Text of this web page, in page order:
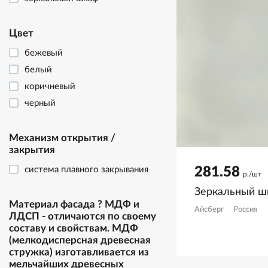
Цвет
бежевый
белый
коричневый
черный
Механизм открытия /
закрытия
система плавного закрывания
Материал фасада ? МДФ и
ЛДСП - отличаются по своему
составу и свойствам. МДФ
(мелкодисперсная древесная
стружка) изготавливается из
мельчайших древесных
281.58 р./шт
Зеркальный
Айсберг Россия